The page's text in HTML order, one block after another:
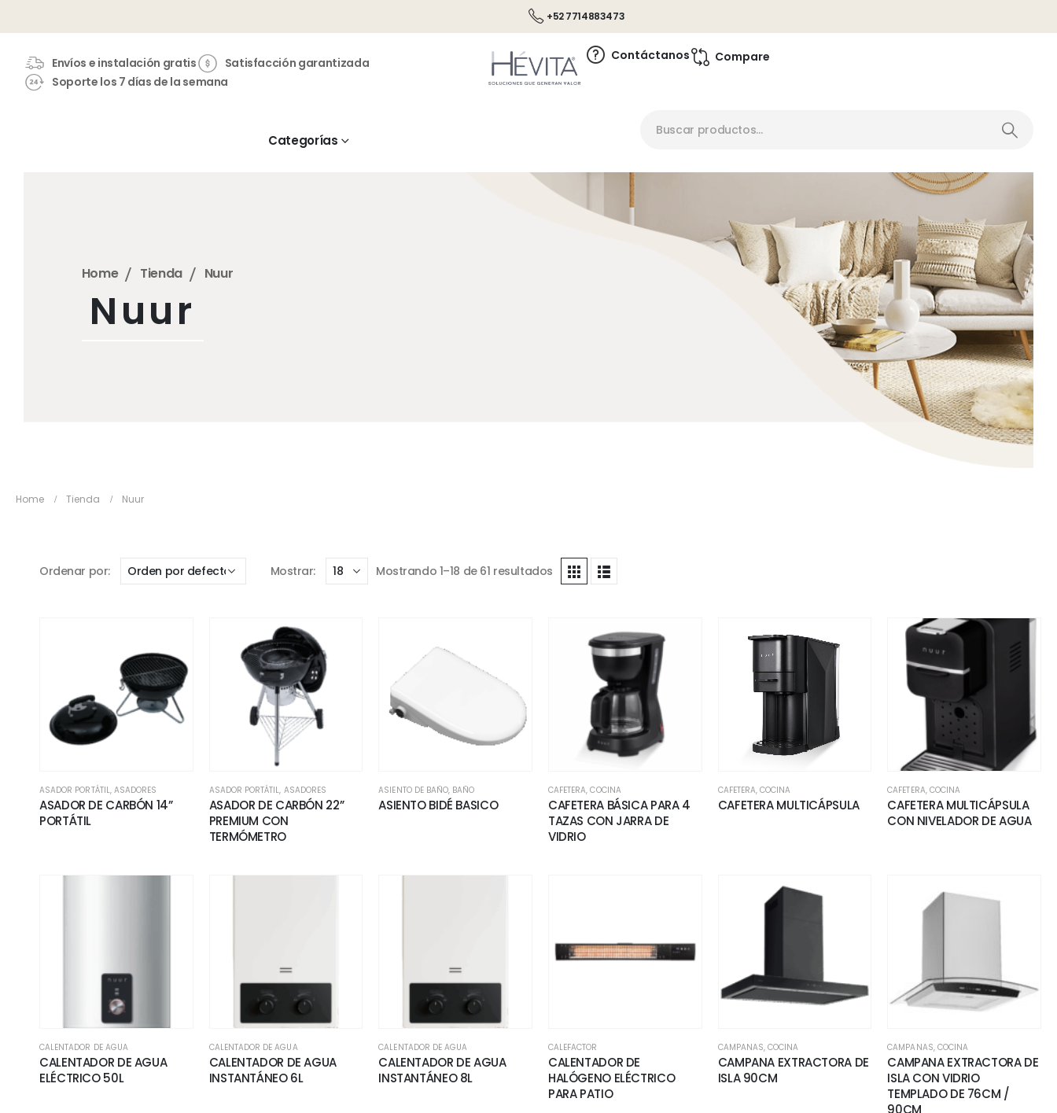
+52 7714883473
Envíos e instalación gratis
Satisfacción garantizada
Soporte los 7 días de la semana
Contáctanos Compare
Categorías
Home Tienda Nuur
Nuur
Home Tienda Nuur
Ordenar por: Mostrar: Mostrando 1–18 de 61 resultados
ASADOR PORTÁTIL, ASADORES
ASADOR DE CARBÓN 14”
PORTÁTIL
ASADOR PORTÁTIL, ASADORES
ASADOR DE CARBÓN 22”
PREMIUM CON
TERMÓMETRO
ASIENTO DE BAÑO, BAÑO
ASIENTO BIDÉ BASICO
CAFETERA,COCINA
CAFETERA BÁSICA PARA 4
TAZAS CON JARRA DE
VIDRIO
CAFETERA,COCINA
CAFETERA MULTICÁPSULA
CAFETERA, COCINA
CAFETERA MULTICÁPSULA
CON NIVELADOR DE AGUA
CALENTADOR DE AGUA
CALENTADOR DE AGUA
ELÉCTRICO 50L
CALENTADOR DE AGUA
CALENTADOR DE AGUA
INSTANTÁNEO 6L
CALENTADOR DE AGUA
CALENTADOR DE AGUA
INSTANTÁNEO 8L
CALEFACTOR
CALENTADOR DE
HALÓGENO ELÉCTRICO
PARA PATIO
CAMPANAS,COCINA
CAMPANA EXTRACTORA DE
ISLA 90CM
CAMPANAS, COCINA
CAMPANA EXTRACTORA DE
ISLA CON VIDRIO
TEMPLADO DE 76CM /
90CM